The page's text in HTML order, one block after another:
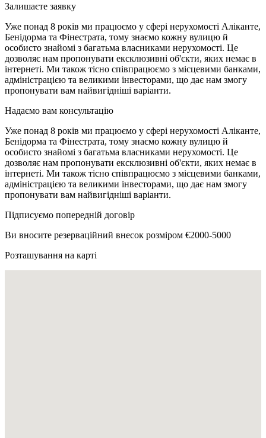
Залишаєте заявку
Уже понад 8 років ми працюємо у сфері нерухомості Аліканте,
Бенідорма та Фінестрата, тому знаємо кожну вулицю й
особисто знайомі з багатьма власниками нерухомості. Це
дозволяє нам пропонувати ексклюзивні об'єкти, яких немає в
інтернеті. Ми також тісно співпрацюємо з місцевими банками,
адміністрацією та великими інвесторами, що дає нам змогу
пропонувати вам найвигідніші варіанти.
Надаємо вам консультацію
Уже понад 8 років ми працюємо у сфері нерухомості Аліканте,
Бенідорма та Фінестрата, тому знаємо кожну вулицю й
особисто знайомі з багатьма власниками нерухомості. Це
дозволяє нам пропонувати ексклюзивні об'єкти, яких немає в
інтернеті. Ми також тісно співпрацюємо з місцевими банками,
адміністрацією та великими інвесторами, що дає нам змогу
пропонувати вам найвигідніші варіанти.
Підписуємо попередній договір
Ви вносите резерваційний внесок розміром €2000-5000
Розташування на карті